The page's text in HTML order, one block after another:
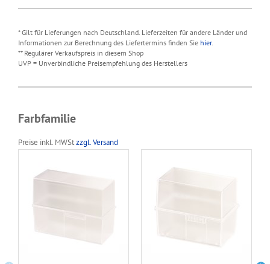
* Gilt für Lieferungen nach Deutschland. Lieferzeiten für andere Länder und
Informationen zur Berechnung des Liefertermins finden Sie hier.
** Regulärer Verkaufspreis in diesem Shop
UVP = Unverbindliche Preisempfehlung des Herstellers
Farbfamilie
Preise inkl. MWStzzgl. Versand